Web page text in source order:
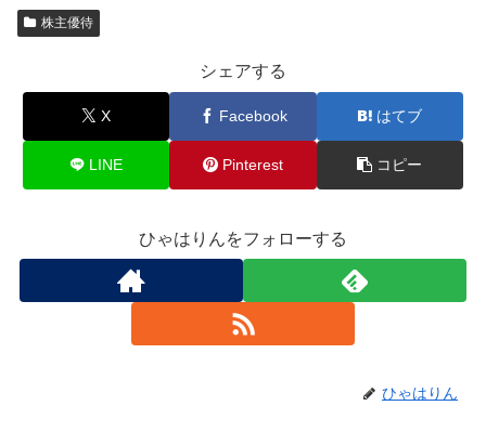
株主優待
シェアする
X Facebook はてブ
LINE Pinterest コピー
ひゃはりんをフォローする
ひゃはりん